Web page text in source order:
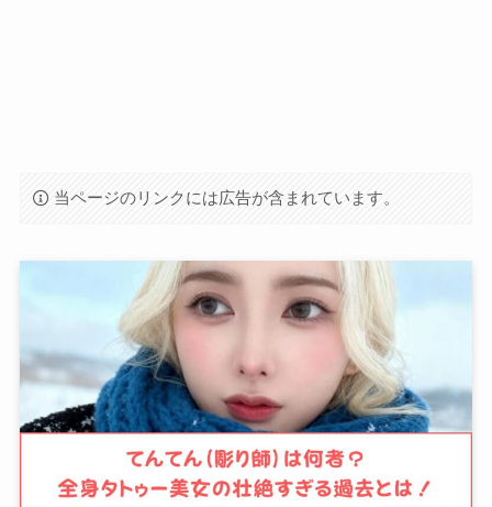
当ページのリンクには広告が含まれています。